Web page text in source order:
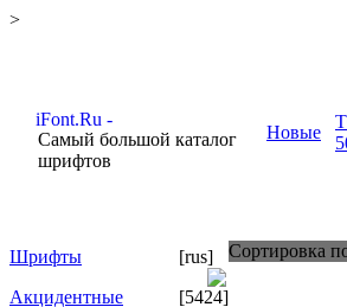
>
Самый большой каталог
шрифтов
Новые
Шрифты
[rus]
Акцидентные
[5424]
Сортировка